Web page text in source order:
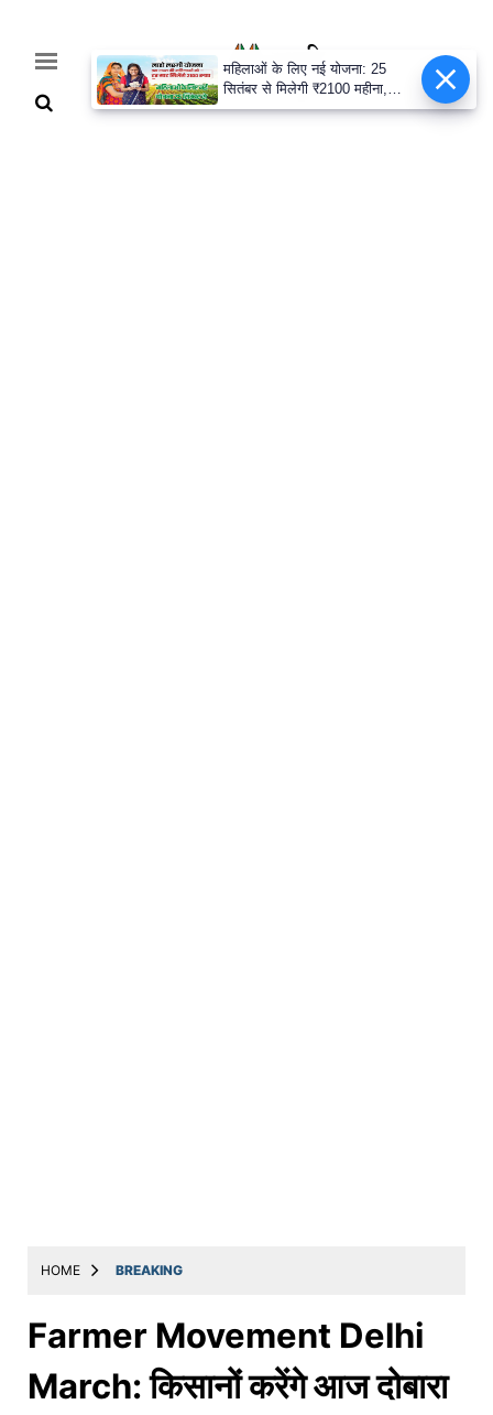
HOME BREAKING
Farmer Movement Delhi
March: किसानों करेंगे आज दोबारा
महिलाओं के लिए नई योजना: 25
सितंबर से मिलेगी ₹2100 महीना,
जानिए पूरी डिटेल